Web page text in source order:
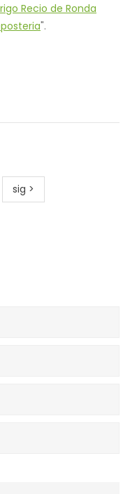
Recio de Ronda
".
sig >